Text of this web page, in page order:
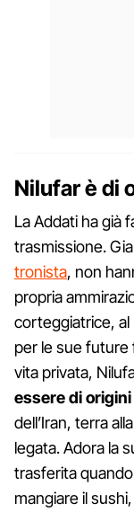
Nilufar è di
La Addati ha già
trasmissione.
tronista, non
propria
corteggiatrice,
per le sue future
vita privata,
essere di
dell’Iran, terra
legata. Adora la
trasferita
mangiare il